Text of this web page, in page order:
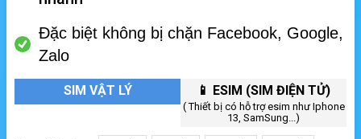
Đặc biệt không bị chặn Facebook, Google,
Zalo
SIM VẬT LÝ 📱 ESIM (SIM ĐIỆN TỬ)
( Thiết bị có hỗ trợ esim như Iphone
13, SamSung...)